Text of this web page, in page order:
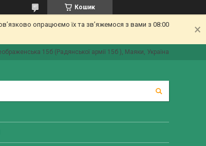
Кошик
опрацюємо їх та зв’яжемося з вами з 08:00
15б (Радянської армії 15б ), Маяки, Україна